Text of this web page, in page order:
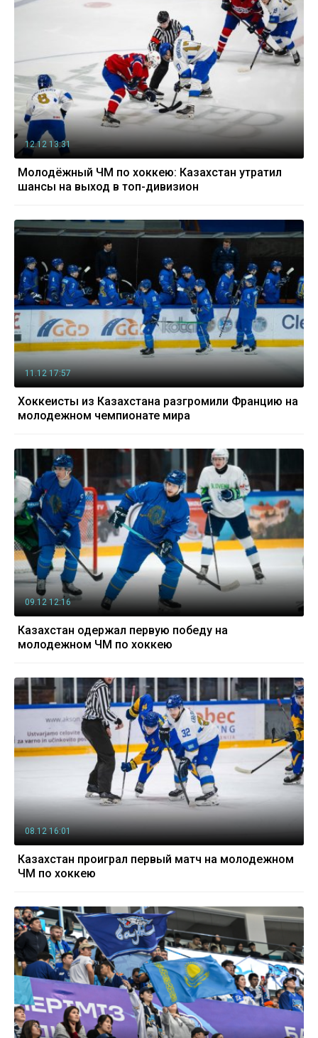
12.12 13:31
Молодёжный ЧМ по хоккею: Казахстан утратил
шансы на выход в топ-дивизион
11.12 17:57
Хоккеисты из Казахстана разгромили Францию на
молодежном чемпионате мира
09.12 12:16
Казахстан одержал первую победу на
молодежном ЧМ по хоккею
08.12 16:01
Казахстан проиграл первый матч на молодежном
ЧМ по хоккею